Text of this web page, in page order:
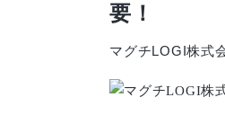
要！
マグチLOGI株式